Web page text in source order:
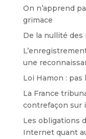
On n’apprend
grimace
De la nullité
une
Loi Hamon : pas
La France
contrefaçon sur
Les obligations
Internet quant